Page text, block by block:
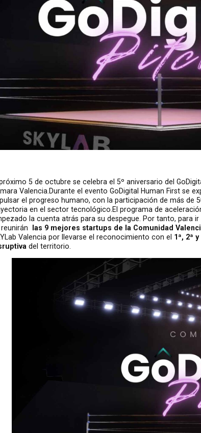
5 de octubre se celebra el 5º aniversario del
Valencia.Durante el eventoGoDigital Human First se
el progreso humano, con la participación de más de
en el sector tecnológico.El programa de
la cuenta atrás para su despegue. Por tanto, para
las 9 mejores startups de la Comunidad
Valencia por llevarse el reconocimiento con el 1ª, 2ª
del territorio.